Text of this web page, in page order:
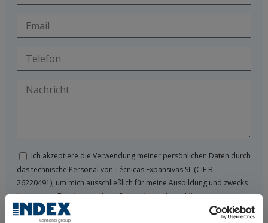
Ich akzeptiere die Verwendung meiner persönlichen Daten durch
das technische Personal von Técnicas Expansivas SL (CIF B-
26220491), um mich ausschließlich für meine Ausbildung und zwecks
technischer Beratung zu ihren Produkten zu kontaktieren.
Ich habe die
Datenschutzgelesen